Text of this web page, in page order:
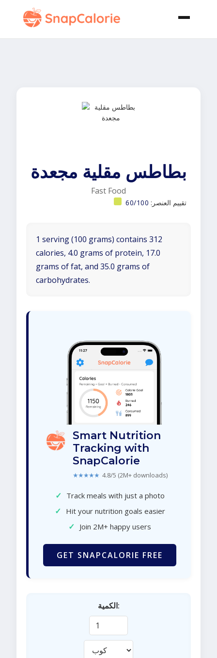
بطاطس مقلية مجعدة
Fast Food
تقييم العنصر: 60/100
1 serving (100 grams) contains 312
calories, 4.0 grams of protein, 17.0
grams of fat, and 35.0 grams of
carbohydrates.
Smart Nutrition
Tracking with
SnapCalorie
★★★★★ 4.8/5 (2M+ downloads)
✓ Track meals with just a photo
✓ Hit your nutrition goals easier
✓ Join 2M+ happy users
GET SNAPCALORIE FREE
الكمية: